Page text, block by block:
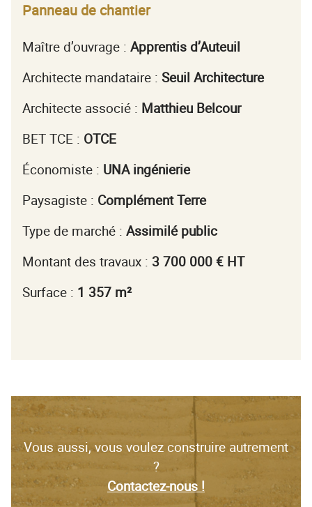
Panneau de chantier
Maître d’ouvrage : Apprentis d’Auteuil
Architecte mandataire : Seuil Architecture
Architecte associé : Matthieu Belcour
BET TCE : OTCE
Économiste : UNA ingénierie
Paysagiste : Complément Terre
Type de marché : Assimilé public
Montant des travaux : 3 700 000 € HT
Surface : 1 357 m²
Vous aussi, vous voulez construire autrement
?
Contactez-nous !